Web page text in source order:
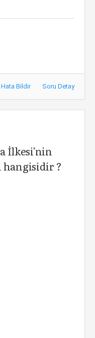
Hata Bildir Soru Detay
İlkesi'nin
hangisidir ?